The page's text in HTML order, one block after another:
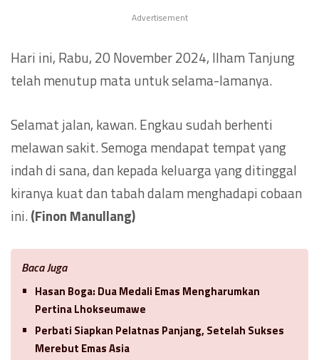
Advertisement
Hari ini, Rabu, 20 November 2024, Ilham Tanjung
telah menutup mata untuk selama-lamanya.
Selamat jalan, kawan. Engkau sudah berhenti
melawan sakit. Semoga mendapat tempat yang
indah di sana, dan kepada keluarga yang ditinggal
kiranya kuat dan tabah dalam menghadapi cobaan
ini.(Finon Manullang)
Baca Juga
Hasan Boga: Dua Medali Emas Mengharumkan
Pertina Lhokseumawe
Perbati Siapkan Pelatnas Panjang, Setelah Sukses
Merebut Emas Asia